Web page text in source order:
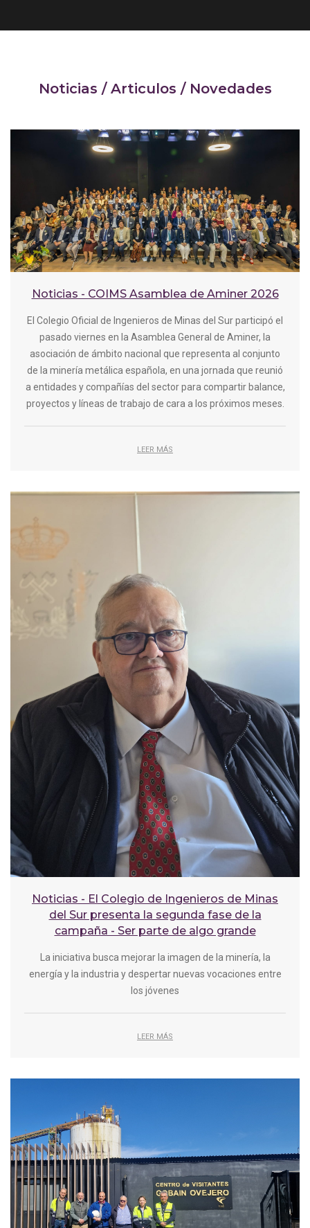
Noticias / Articulos / Novedades
Noticias - COIMS Asamblea de Aminer 2026
El Colegio Oficial de Ingenieros de Minas del Sur participó el
pasado viernes en la Asamblea General de Aminer, la
asociación de ámbito nacional que representa al conjunto
de la minería metálica española, en una jornada que reunió
a entidades y compañías del sector para compartir balance,
proyectos y líneas de trabajo de cara a los próximos meses.
LEER MÁS
Noticias - El Colegio de Ingenieros de Minas
del Sur presenta la segunda fase de la
campaña - Ser parte de algo grande
La iniciativa busca mejorar la imagen de la minería, la
energía y la industria y despertar nuevas vocaciones entre
los jóvenes
LEER MÁS